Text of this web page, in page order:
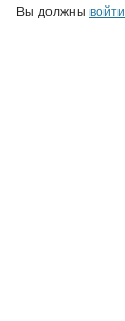
Вы должны войти